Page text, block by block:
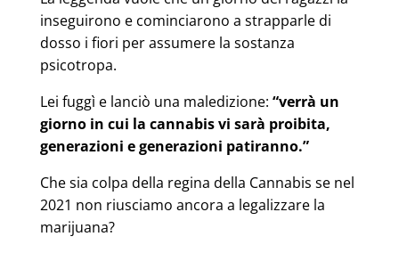
inseguirono e cominciarono a strapparle di
dosso i fiori per assumere la sostanza
psicotropa.
Lei fuggì e lanciò una maledizione: “verrà un
giorno in cui la cannabis vi sarà proibita,
generazioni e generazioni patiranno.”
Che sia colpa della regina della Cannabis se nel
2021 non riusciamo ancora a legalizzare la
marijuana?